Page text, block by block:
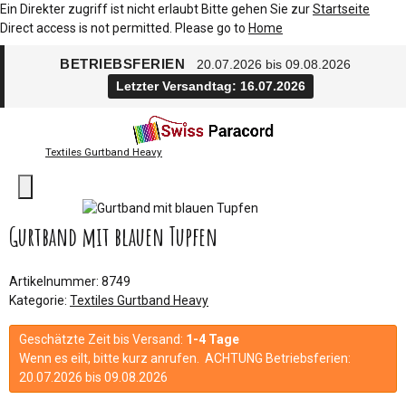
Ein Direkter zugriff ist nicht erlaubt Bitte gehen Sie zurStartseite
Direct access is not permitted. Please go to Home
BETRIEBSFERIEN
20.07.2026 bis 09.08.2026
Letzter Versandtag: 16.07.2026
Textiles Gurtband Heavy
Gurtband mit blauen Tupfen
Artikelnummer: 8749
Kategorie: Textiles Gurtband Heavy
Geschätzte Zeit bis Versand: 1-4 Tage
Wenn es eilt, bitte kurz anrufen. ACHTUNG Betriebsferien:
20.07.2026 bis 09.08.2026